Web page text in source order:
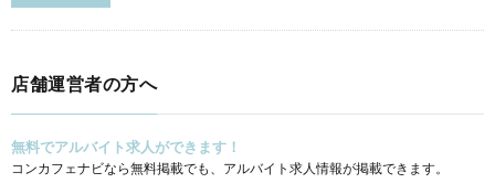
店舗運営者の方へ
無料でアルバイト求人ができます！
コンカフェナビなら無料掲載でも、アルバイト求人情報が掲載できます。